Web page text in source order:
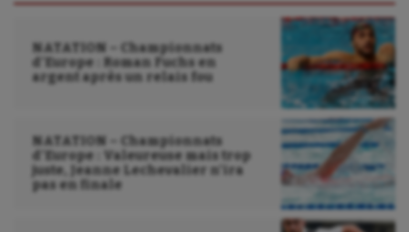
NATATION – Championnats
d’Europe : Roman Fuchs en
argent après un relais fou
NATATION – Championnats
d’Europe : Valeureuse mais trop
juste, Jeanne Lechevalier n’ira
pas en finale